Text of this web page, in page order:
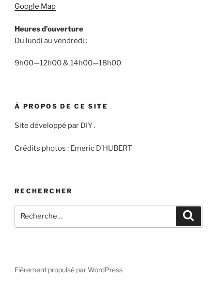
Google Map
Heures d’ouverture
Du lundi au vendredi :
9h00—12h00 & 14h00—18h00
À PROPOS DE CE SITE
Site développé par DIY .
Crédits photos : Emeric D’HUBERT
RECHERCHER
pour
Fièrement propulsé par WordPress